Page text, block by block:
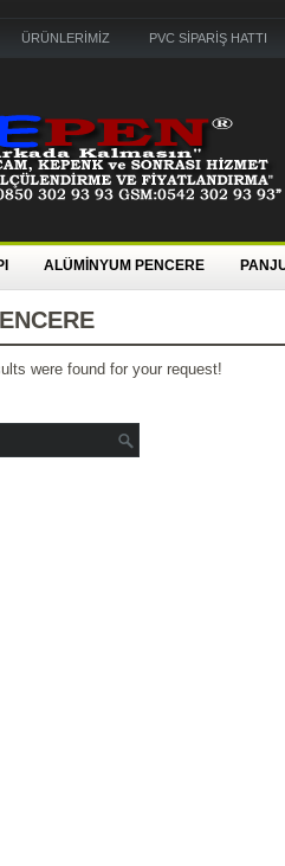
ÜRÜNLERİMİZ PVC SİPARİŞ HATTI
ALÜMİNYUM PENCERE
were found for your request!